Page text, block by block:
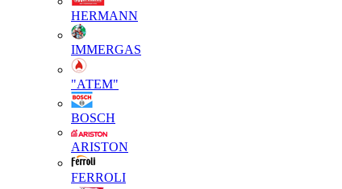
HERMANN
IMMERGAS
"АТЕМ"
BOSCH
ARISTON
FERROLI